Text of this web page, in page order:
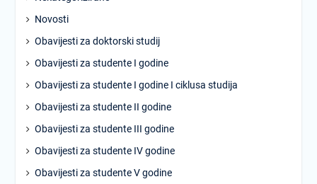
Novosti
Obavijesti za doktorski studij
Obavijesti za studente I godine
Obavijesti za studente I godine I ciklusa studija
Obavijesti za studente II godine
Obavijesti za studente III godine
Obavijesti za studente IV godine
Obavijesti za studente V godine